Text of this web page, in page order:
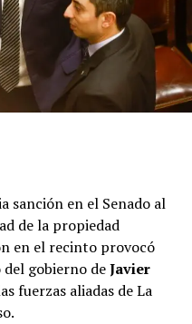
sanción en el Senado al
de la propiedad
en el recinto provocó
del gobierno deJavier
fuerzas aliadas de La